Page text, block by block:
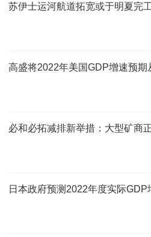
苏伊士运河航道拓宽或于明夏完工
高盛将2022年美国GDP增速预期
必和必拓减排新举措：大型矿商
日本政府预测2022年度实际GDP